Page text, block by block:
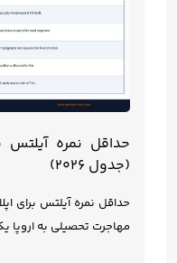
حداقل نمره آیلتس
(جدول ۲۰۲۶)
حداقل نمره آیلتس برای
مهاجرت تحصیلی به اروپا